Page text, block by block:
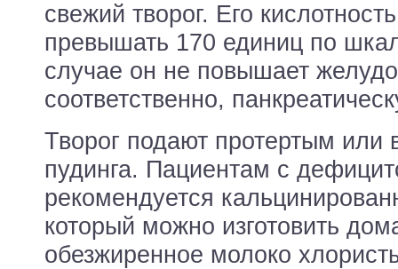
свежий творог. Его
превышать 170 единиц по
случае он не повышает
соответственно,
Творог подают протертым или
пудинга. Пациентам с
рекомендуется
который можно изготовить
обезжиренное молоко